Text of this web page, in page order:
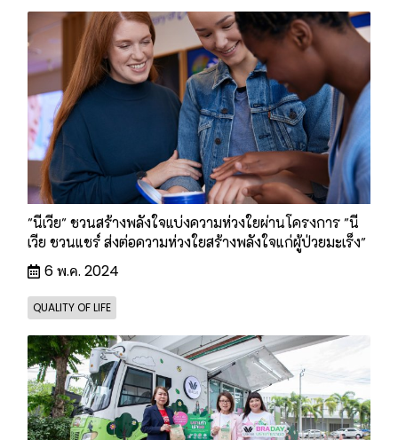
"นีเวีย" ชวนสร้างพลังใจแบ่งความห่วงใยผ่านโครงการ "นี
เวีย ชวนแชร์ ส่งต่อความห่วงใยสร้างพลังใจแก่ผู้ป่วยมะเร็ง"
6 พ.ค. 2024
QUALITY OF LIFE